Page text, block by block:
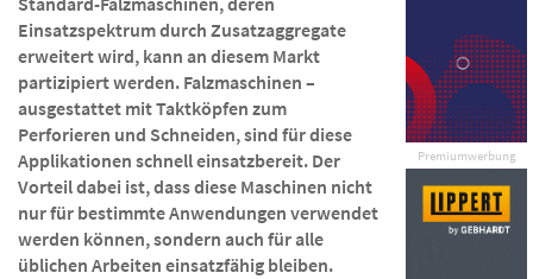
Premiumwerbung
Einsatzspektrum durch Zusatzaggregate
erweitert wird, kann an diesem Markt
partizipiert werden. Falzmaschinen –
ausgestattet mit Taktköpfen zum
Perforieren und Schneiden, sind für diese
Applikationen schnell einsatzbereit. Der
Vorteil dabei ist, dass diese Maschinen nicht
nur für bestimmte Anwendungen verwendet
werden können, sondern auch für alle
üblichen Arbeiten einsatzfähig bleiben.